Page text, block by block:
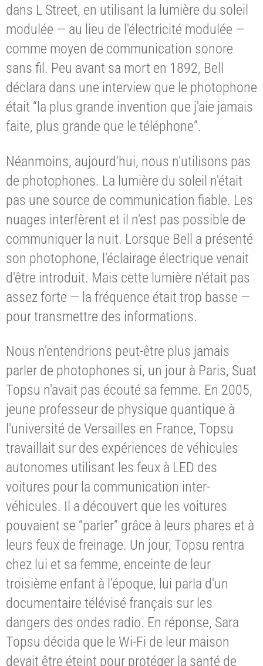
dans L Street, en utilisant la lumière du soleil
modulée — au lieu de l'électricité modulée —
comme moyen de communication sonore
sans fil. Peu avant sa mort en 1892, Bell
déclara dans une interview que le photophone
était “la plus grande invention que j'aie jamais
faite, plus grande que le téléphone”.
Néanmoins, aujourd'hui, nous n'utilisons pas
de photophones. La lumière du soleil n'était
pas une source de communication fiable. Les
nuages interfèrent et il n'est pas possible de
communiquer la nuit. Lorsque Bell a présenté
son photophone, l'éclairage électrique venait
d'être introduit. Mais cette lumière n'était pas
assez forte — la fréquence était trop basse —
pour transmettre des informations.
Nous n'entendrions peut-être plus jamais
parler de photophones si, un jour à Paris, Suat
Topsu n'avait pas écouté sa femme. En 2005,
jeune professeur de physique quantique à
l'université de Versailles en France, Topsu
travaillait sur des expériences de véhicules
autonomes utilisant les feux à LED des
voitures pour la communication inter-
véhicules. Il a découvert que les voitures
pouvaient se “parler” grâce à leurs phares et à
leurs feux de freinage. Un jour, Topsu rentra
chez lui et sa femme, enceinte de leur
troisième enfant à l'époque, lui parla d'un
documentaire télévisé français sur les
dangers des ondes radio. En réponse, Sara
Topsu décida que le Wi-Fi de leur maison
devait être éteint pour protéger la santé de